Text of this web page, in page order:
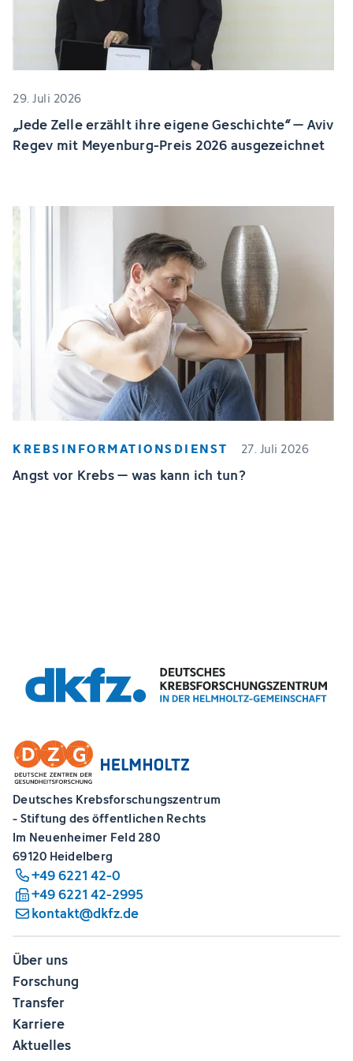
29. Juli 2026
„Jede Zelle erzählt ihre eigene Geschichte“ – Aviv
Regev mit Meyenburg-Preis 2026 ausgezeichnet
KREBSINFORMATIONSDIENST 27. Juli 2026
Angst vor Krebs – was kann ich tun?
Deutsches Krebsforschungszentrum
- Stiftung des öffentlichen Rechts
Im Neuenheimer Feld 280
69120 Heidelberg
+49 6221 42-0
+49 6221 42-2995
kontakt@dkfz.de
Über uns
Forschung
Transfer
Karriere
Aktuelles